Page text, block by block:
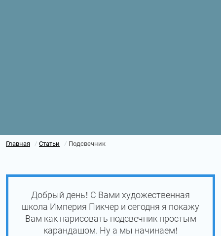
Главная / Статьи / Подсвечник
Добрый день! С Вами художественная
школа Империя Пикчер и сегодня я покажу
Вам как нарисовать подсвечник простым
карандашом. Ну а мы начинаем!